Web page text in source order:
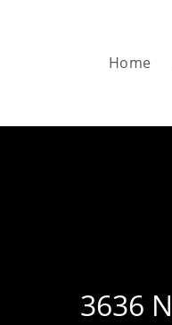
Home
3636